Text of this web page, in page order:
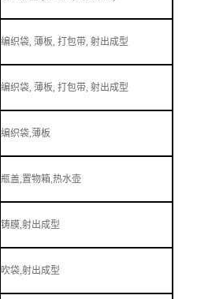
编织袋, 薄板, 打包带, 射出成型
编织袋, 薄板, 打包带, 射出成型
编织袋,薄板
瓶盖,置物箱,热水壶
铸膜,射出成型
吹袋,射出成型